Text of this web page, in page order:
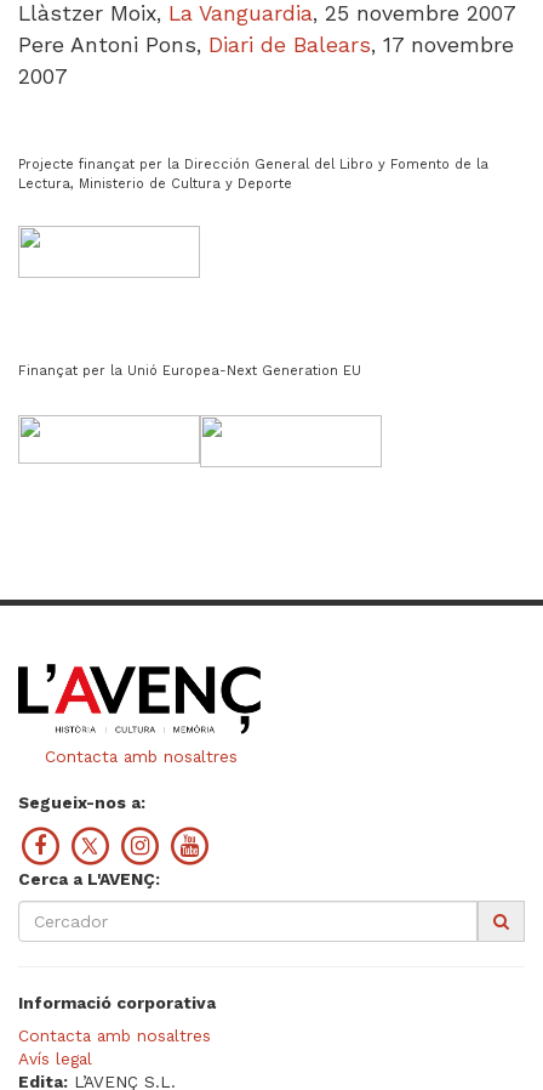
Llàstzer Moix, La Vanguardia, 25 novembre 2007
Pere Antoni Pons, Diari de Balears, 17 novembre
2007
Projecte finançat per la Dirección General del Libro y Fomento de la
Lectura, Ministerio de Cultura y Deporte
Finançat per la Unió Europea-Next Generation EU
Contacta amb nosaltres
Segueix-nos a:
Cerca a L'AVENÇ:
Informació corporativa
Contacta amb nosaltres
Avís legal
Edita: L’AVENÇ S.L.